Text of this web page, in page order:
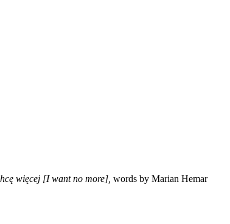
więcej [I want no more], words by Marian Hemar